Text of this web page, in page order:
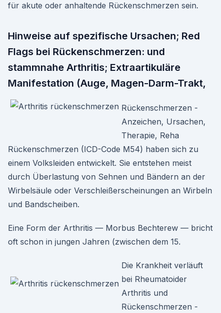
für akute oder anhaltende Rückenschmerzen sein.
Hinweise auf spezifische Ursachen; Red
Flags bei Rückenschmerzen: und
stammnahe Arthritis; Extraartikuläre
Manifestation (Auge, Magen-Darm-Trakt,
Rückenschmerzen -
Anzeichen, Ursachen,
Therapie, Reha
Rückenschmerzen (ICD-Code M54) haben sich zu
einem Volksleiden entwickelt. Sie entstehen meist
durch Überlastung von Sehnen und Bändern an der
Wirbelsäule oder Verschleißerscheinungen an Wirbeln
und Bandscheiben.
Eine Form der Arthritis — Morbus Bechterew — bricht
oft schon in jungen Jahren (zwischen dem 15.
Die Krankheit verläuft
bei Rheumatoider
Arthritis und
Rückenschmerzen -